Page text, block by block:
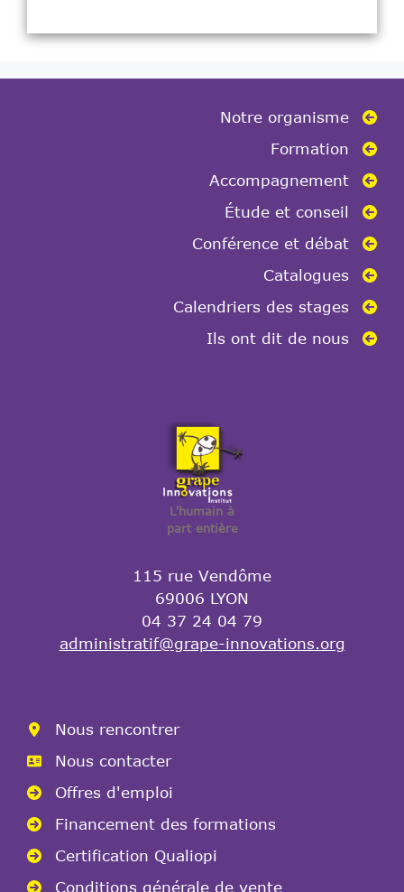
Notre organisme
Formation
Accompagnement
Étude et conseil
Conférence et débat
Catalogues
Calendriers des stages
Ils ont dit de nous
L'humain à
part entière
115 rue Vendôme
69006 LYON
04 37 24 04 79
administratif@grape-innovations.org
Nous rencontrer
Nous contacter
Offres d'emploi
Financement des formations
Certification Qualiopi
Conditions générale de vente